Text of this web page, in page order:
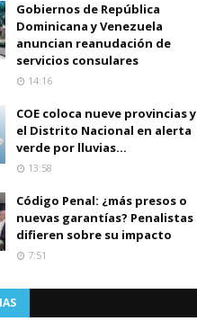
Gobiernos de República
Dominicana y Venezuela
anuncian reanudación de
servicios consulares
14:16
COE coloca nueve provincias y
el Distrito Nacional en alerta
verde por lluvias...
13:58
Código Penal: ¿más presos o
nuevas garantías? Penalistas
difieren sobre su impacto
7:51